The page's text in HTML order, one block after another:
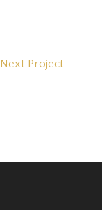
Next Project